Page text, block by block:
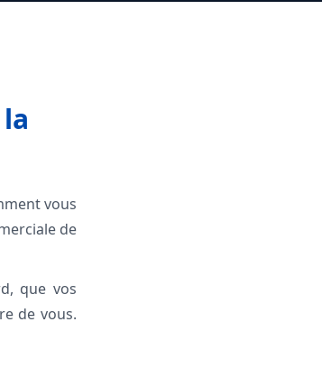
vous
de
que vos
de vous.